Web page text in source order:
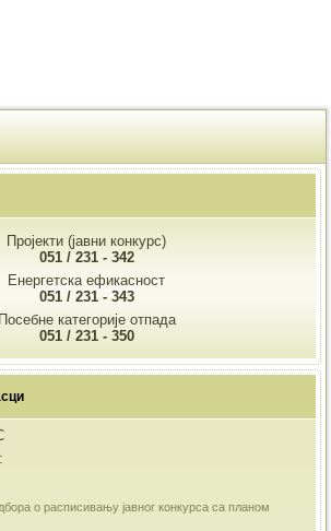
Пројекти (јавни конкурс)
051 / 231 - 342
Енергетска ефикасност
051 / 231 - 343
Посебне категорије отпада
051 / 231 - 350
о расписивању јавног конкурса са планом